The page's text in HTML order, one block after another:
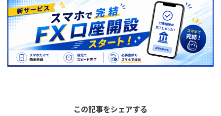
この記事をシェアする